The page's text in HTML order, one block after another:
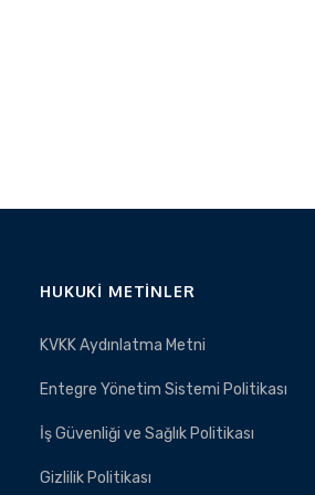
HUKUKI METINLER
KVKK Aydınlatma Metni
Entegre Yönetim Sistemi Politikası
İş Güvenliği ve Sağlık Politikası
Gizlilik Politikası